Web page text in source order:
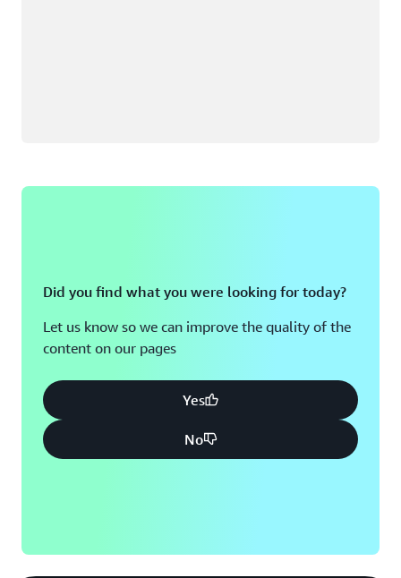
Did you find what you were looking for today?
Let us know so we can improve the quality of the
content on our pages
Yes
No